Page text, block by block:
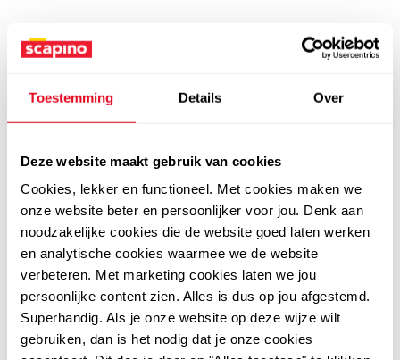
Toestemming Details Over
Deze website maakt gebruik van cookies
Cookies, lekker en functioneel. Met cookies maken we
onze website beter en persoonlijker voor jou. Denk aan
noodzakelijke cookies die de website goed laten werken
en analytische cookies waarmee we de website
verbeteren. Met marketing cookies laten we jou
persoonlijke content zien. Alles is dus op jou afgestemd.
Superhandig. Als je onze website op deze wijze wilt
gebruiken, dan is het nodig dat je onze cookies